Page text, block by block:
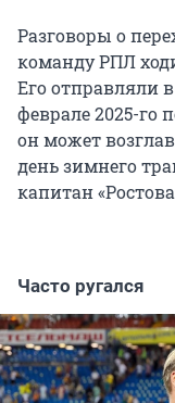
Разговоры о
команду РПЛ
Его отправляли
феврале 2025-го
он может
день зимнего
капитан
Часто ругался